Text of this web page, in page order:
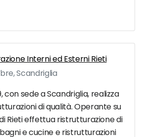
Interni ed Esterni Rieti
Scandriglia
con sede a Scandriglia, realizza
di qualità. Operante su
Rieti effettua ristrutturazione di
e cucine e ristrutturazioni